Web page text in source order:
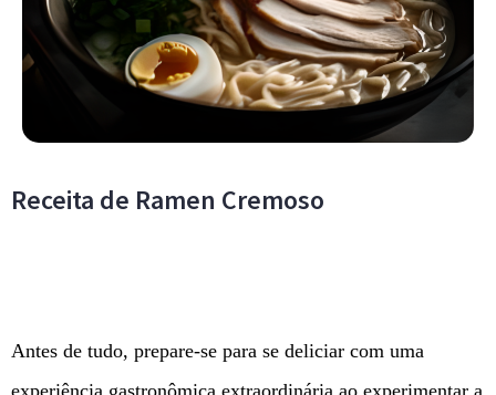
Receita de Ramen Cremoso
Antes de tudo, prepare-se para se deliciar com uma
experiência gastronômica extraordinária ao experimentar a